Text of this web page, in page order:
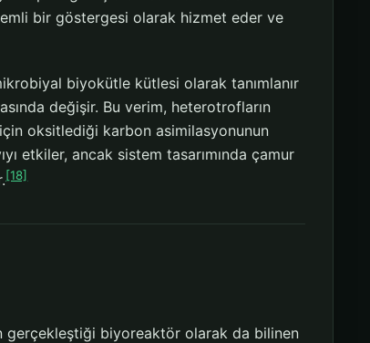
bir göstergesi olarak hizmet eder ve
biyokütle kütlesi olarak tanımlanır
değişir. Bu verim, heterotrofların
oksitlediği karbon asimilasyonunun
etkiler, ancak sistem tasarımında çamur
[18]
gerçekleştiği biyoreaktör olarak da bilinen